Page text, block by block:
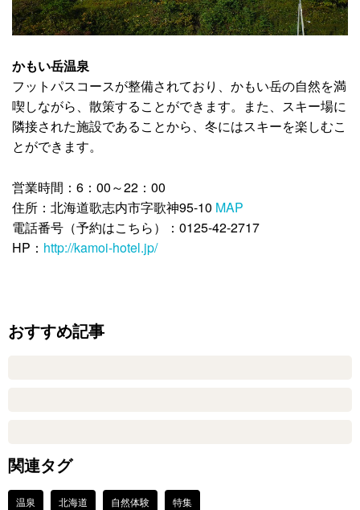
かもい岳温泉
フットパスコースが整備されており、かもい岳の自然を満
喫しながら、散策することができます。また、スキー場に
隣接された施設であることから、冬にはスキーを楽しむこ
とができます。
営業時間：6：00～22：00
住所：北海道歌志内市字歌神95-10 MAP
電話番号（予約はこちら）：0125-42-2717
HP： http://kamoi-hotel.jp/
おすすめ記事
関連タグ
温泉 北海道 自然体験 特集